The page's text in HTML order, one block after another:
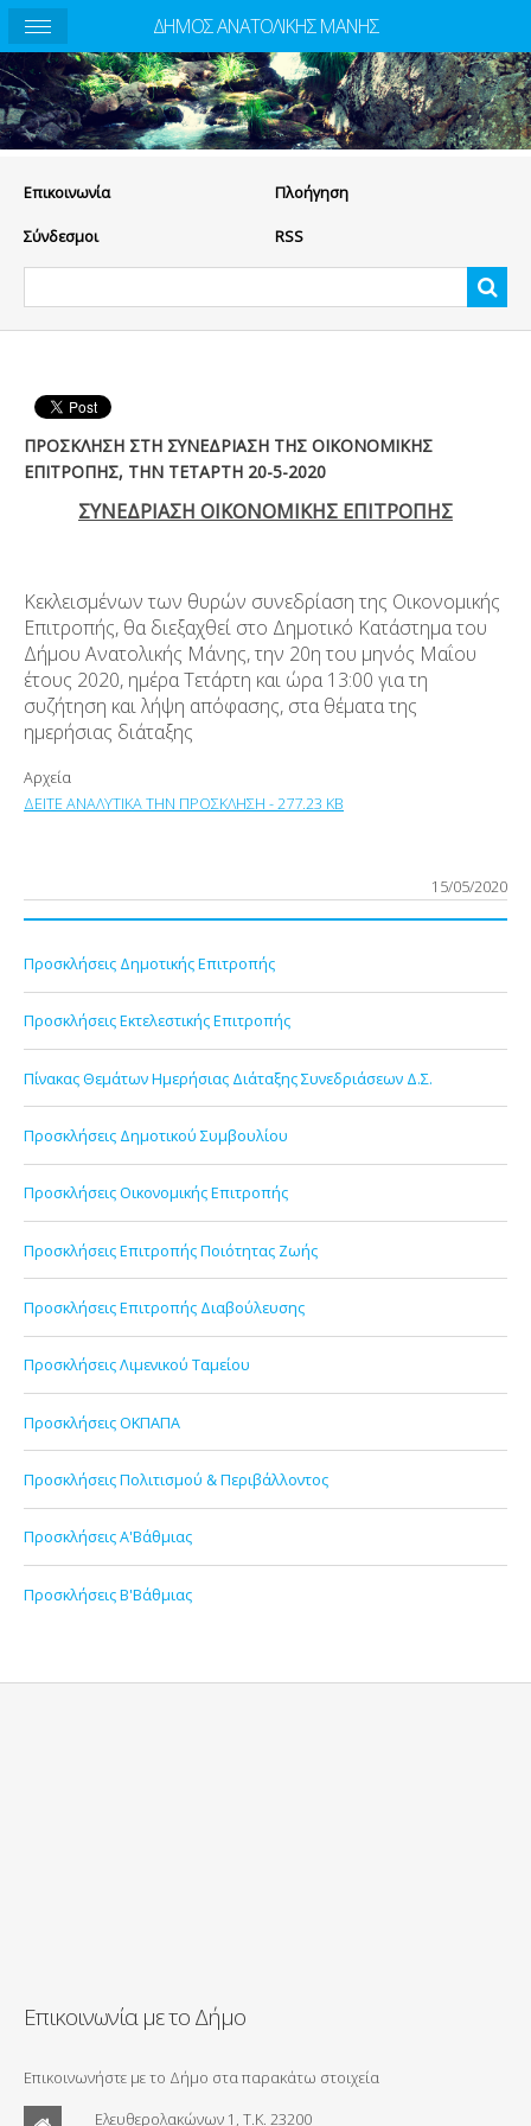
Eπικοινωνία Πλοήγηση
Σύνδεσμοι RSS
ΠΡΟΣΚΛΗΣΗ ΣΤΗ ΣΥΝΕΔΡΙΑΣΗ ΤΗΣ ΟΙΚΟΝΟΜΙΚΗΣ
ΕΠΙΤΡΟΠΗΣ, ΤΗΝ ΤΕΤΑΡΤΗ 20-5-2020
ΣΥΝΕΔΡΙΑΣΗ ΟΙΚΟΝΟΜΙΚΗΣ ΕΠΙΤΡΟΠΗΣ
Κεκλεισμένων των θυρών συνεδρίαση της Οικονομικής
Επιτροπής, θα διεξαχθεί στο Δημοτικό Κατάστημα του
Δήμου Ανατολικής Μάνης, την 20η του μηνός Μαΐου
έτους 2020, ημέρα Τετάρτη και ώρα 13:00 για τη
συζήτηση και λήψη απόφασης, στα θέματα της
ημερήσιας διάταξης
Αρχεία
ΔΕΙΤΕ ΑΝΑΛΥΤΙΚΑ ΤΗΝ ΠΡΟΣΚΛΗΣΗ - 277.23 KB
15/05/2020
Προσκλήσεις Δημοτικής Επιτροπής
Προσκλήσεις Εκτελεστικής Επιτροπής
Πίνακας Θεμάτων Ημερήσιας Διάταξης Συνεδριάσεων Δ.Σ.
Προσκλήσεις Δημοτικού Συμβουλίου
Προσκλήσεις Οικονομικής Επιτροπής
Προσκλήσεις Επιτροπής Ποιότητας Ζωής
Προσκλήσεις Επιτροπής Διαβούλευσης
Προσκλήσεις Λιμενικού Ταμείου
Προσκλήσεις ΟΚΠΑΠΑ
Προσκλήσεις Πολιτισμού & Περιβάλλοντος
Προσκλήσεις Α'Βάθμιας
Προσκλήσεις Β'Βάθμιας
Επικοινωνία με το Δήμο
Επικοινωνήστε με το Δήμο στα παρακάτω στοιχεία
Ελευθερολακώνων 1, Τ.Κ. 23200
ΔΗΜΟΣ ΑΝΑΤΟΛΙΚΗΣ ΜΑΝΗΣ